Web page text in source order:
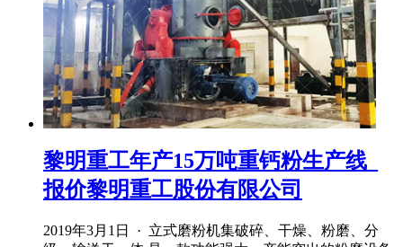
黎明重工年产15万吨重钙粉生产线_
报价黎明重工股份有限公司
2019年3月1日 · 立式磨粉机集破碎、干燥、粉磨、分